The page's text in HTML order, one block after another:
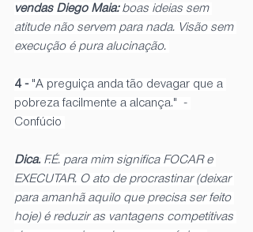
vendas Diego Maia: boas ideias sem
atitude não servem para nada. Visão sem
execução é pura alucinação.
4 - "A preguiça anda tão devagar que a
pobreza facilmente a alcança."  -
Confúcio
Dica: F.É. para mim significa FOCAR e
EXECUTAR. O ato de procrastinar (deixar
para amanhã aquilo que precisa ser feito
hoje) é reduzir as vantagens competitivas